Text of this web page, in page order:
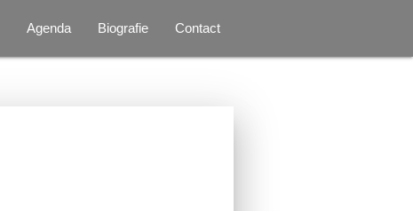
Agenda Biografie Contact